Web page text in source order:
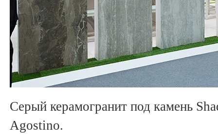
Серый керамогранит под камень
Agostino.